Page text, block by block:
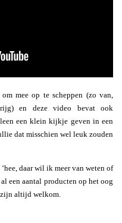
mee op te scheppen (zo van,
en deze video bevat ook
een klein kijkje geven in een
dat misschien wel leuk zouden
daar wil ik meer van weten of
een aantal producten op het oog
zijn altijd welkom.